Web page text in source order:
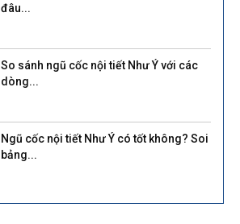
đâu...
So sánh ngũ cốc nội tiết Như Ý với các
dòng...
Ngũ cốc nội tiết Như Ý có tốt không? Soi
bảng...